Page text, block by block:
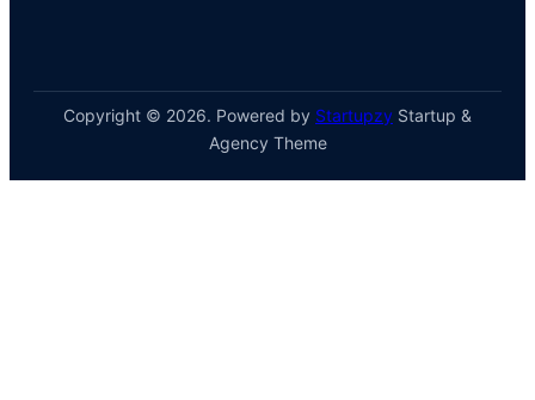
Copyright © 2026. Powered by Startupzy Startup &
Agency Theme